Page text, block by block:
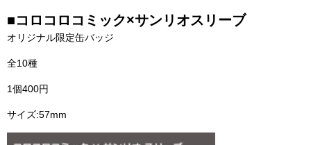
■コロコロコミック×サンリオスリーブ
オリジナル限定缶バッジ
全10種
1個400円
サイズ:57mm